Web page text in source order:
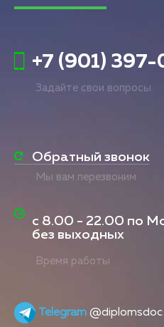
+7 (901) 397-
Задайте свои вопросы
Обратный звонок
Мы вам перезвоним
с 8.00 - 22.00 по
без выходных
Время работы
Telegram @diplomsdoc